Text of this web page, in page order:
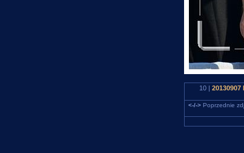
10 |
<-/->Poprzednie